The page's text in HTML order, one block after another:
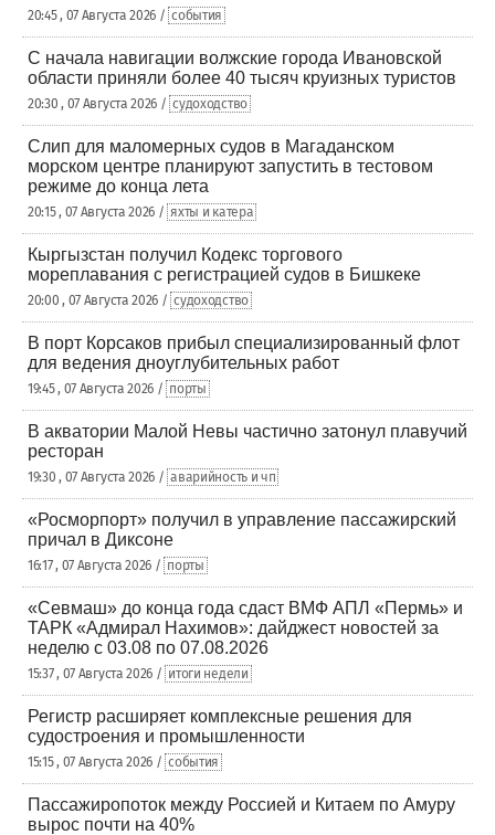
20:45 , 07 Августа 2026 / события
С начала навигации волжские города Ивановской
области приняли более 40 тысяч круизных туристов
20:30 , 07 Августа 2026 / судоходство
Слип для маломерных судов в Магаданском
морском центре планируют запустить в тестовом
режиме до конца лета
20:15 , 07 Августа 2026 / яхты и катера
Кыргызстан получил Кодекс торгового
мореплавания с регистрацией судов в Бишкеке
20:00 , 07 Августа 2026 / судоходство
В порт Корсаков прибыл специализированный флот
для ведения дноуглубительных работ
19:45 , 07 Августа 2026 / порты
В акватории Малой Невы частично затонул плавучий
ресторан
19:30 , 07 Августа 2026 / аварийность и чп
«Росморпорт» получил в управление пассажирский
причал в Диксоне
16:17 , 07 Августа 2026 / порты
«Севмаш» до конца года сдаст ВМФ АПЛ «Пермь» и
ТАРК «Адмирал Нахимов»: дайджест новостей за
неделю с 03.08 по 07.08.2026
15:37 , 07 Августа 2026 / итоги недели
Регистр расширяет комплексные решения для
судостроения и промышленности
15:15 , 07 Августа 2026 / события
Пассажиропоток между Россией и Китаем по Амуру
вырос почти на 40%